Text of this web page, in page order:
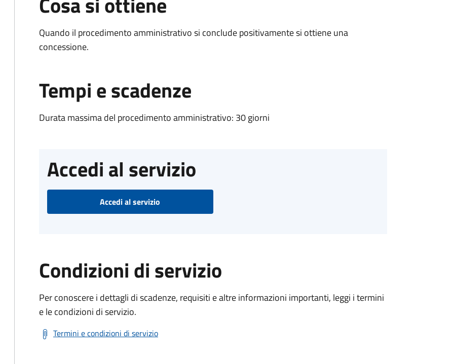
Quando il procedimento amministrativo si conclude positivamente si ottiene una
concessione.
Tempi e scadenze
Durata massima del procedimento amministrativo: 30 giorni
Accedi al servizio
Accedi al servizio
Condizioni di servizio
Per conoscere i dettagli di scadenze, requisiti e altre informazioni importanti, leggi i termini
e le condizioni di servizio.
Termini e condizioni di servizio